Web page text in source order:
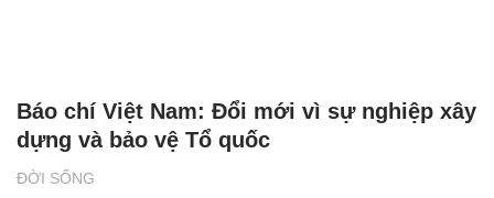
ĐỜI SỐNG
Báo chí Việt Nam: Đổi mới vì sự nghiệp xây
dựng và bảo vệ Tổ quốc